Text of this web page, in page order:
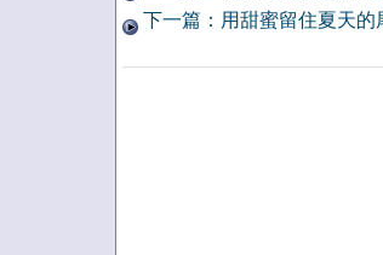
下一篇：用甜蜜留住夏天的